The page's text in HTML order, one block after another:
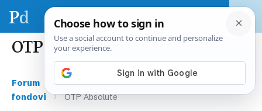
OTP Absolute
Forum Gospodarstvo i financije ›
Investicijski
fondovi
› OTP Absolute